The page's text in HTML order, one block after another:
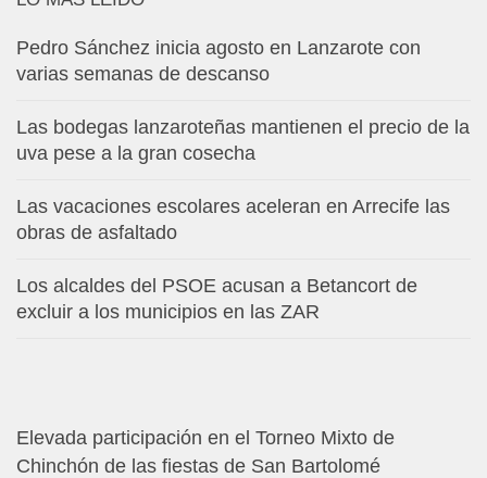
Pedro Sánchez inicia agosto en Lanzarote con
varias semanas de descanso
Las bodegas lanzaroteñas mantienen el precio de la
uva pese a la gran cosecha
Las vacaciones escolares aceleran en Arrecife las
obras de asfaltado
Los alcaldes del PSOE acusan a Betancort de
excluir a los municipios en las ZAR
Elevada participación en el Torneo Mixto de
Chinchón de las fiestas de San Bartolomé